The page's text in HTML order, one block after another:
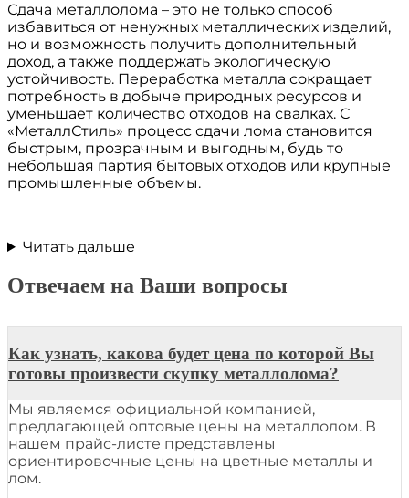
Сдача металлолома – это не только способ
избавиться от ненужных металлических изделий,
но и возможность получить дополнительный
доход, а также поддержать экологическую
устойчивость. Переработка металла сокращает
потребность в добыче природных ресурсов и
уменьшает количество отходов на свалках. С
«МеталлСтиль» процесс сдачи лома становится
быстрым, прозрачным и выгодным, будь то
небольшая партия бытовых отходов или крупные
промышленные объемы.
Читать дальше
Отвечаем на Ваши вопросы
Как узнать, какова будет цена по которой Вы
готовы произвести скупку металлолома?
Мы являемся официальной компанией,
предлагающей оптовые цены на металлолом. В
нашем прайс-листе представлены
ориентировочные цены на цветные металлы и
лом.